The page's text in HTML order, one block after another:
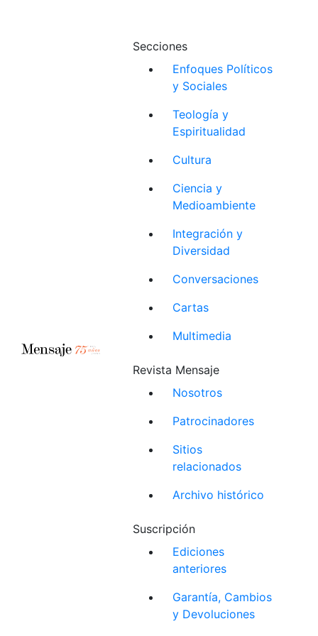
Secciones
Enfoques Políticos
y Sociales
Teología y
Espiritualidad
Cultura
Ciencia y
Medioambiente
Integración y
Diversidad
Conversaciones
Cartas
Multimedia
Revista Mensaje
Nosotros
Patrocinadores
Sitios
relacionados
Archivo histórico
Suscripción
Ediciones
anteriores
Garantía, Cambios
y Devoluciones